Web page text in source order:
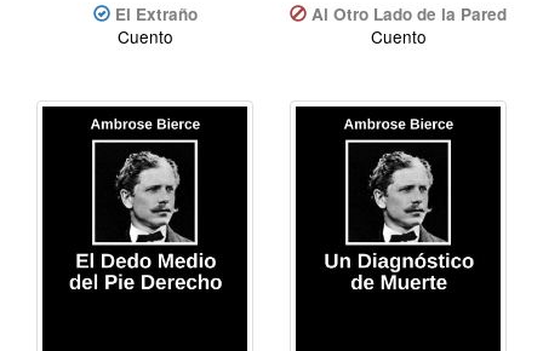
El Extraño
Cuento
Al Otro Lado de la Pared
Cuento